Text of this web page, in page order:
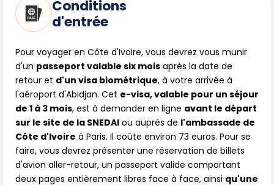
Conditions
d'entrée
Pour voyager en Côte d'Ivoire, vous devrez vous munir
d'un passeport valable six mois après la date de
retour et d'un visa biométrique, à votre arrivée à
l'aéroport d'Abidjan. Cet e-visa, valable pour un séjour
de 1 à 3 mois, est à demander en ligne avant le départ
sur le site de la SNEDAI ou auprès de l'ambassade de
Côte d'Ivoire à Paris. Il coûte environ 73 euros. Pour se
faire, vous devrez présenter une réservation de billets
d'avion aller-retour, un passeport valide comportant
deux pages entièrement libres face à face, ainsi qu'une